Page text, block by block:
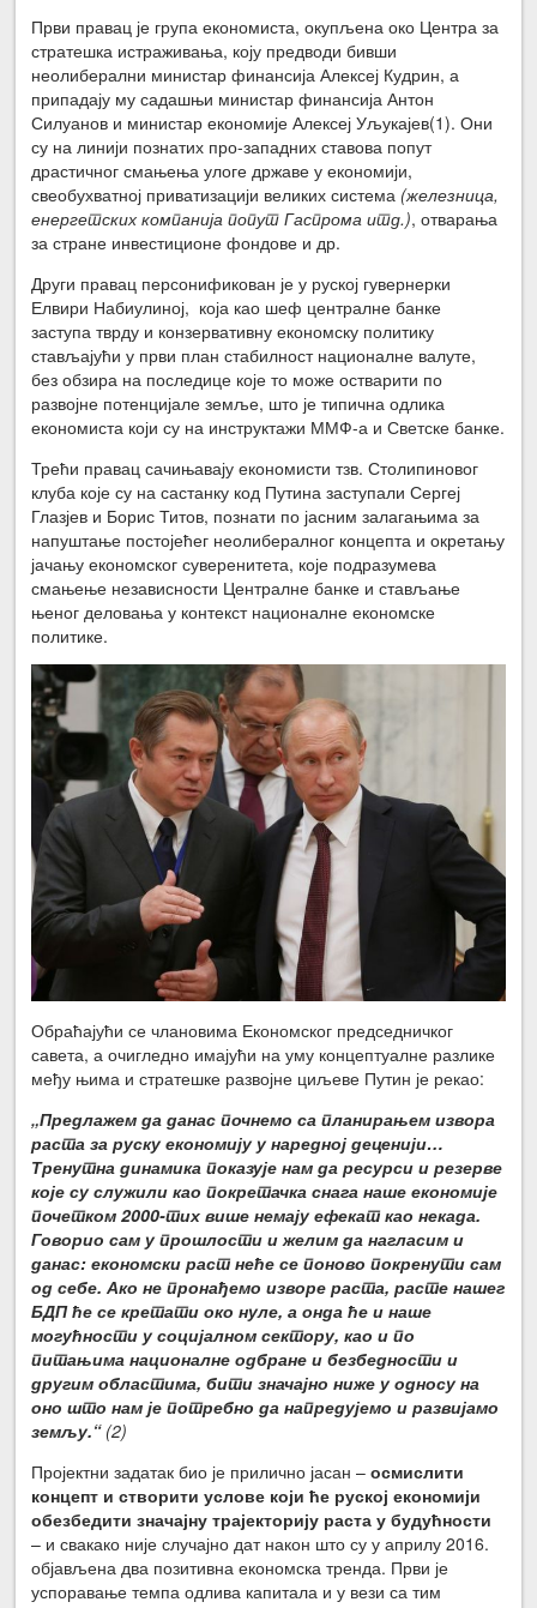
Први правац је група економиста, окупљена око Центра за
стратешка истраживања, коју предводи бивши
неолиберални министар финансија Алексеј Кудрин, а
припадају му садашњи министар финансија Антон
Силуанов и министар економије Алексеј Уљукајев(1). Они
су на линији познатих про-западних ставова попут
драстичног смањења улоге државе у економији,
свеобухватној приватизацији великих система (железница,
енергетских компанија попут Гаспрома итд.), отварања
за стране инвестиционе фондове и др.
Други правац персонификован је у руској гувернерки
Елвири Набиулиној, која као шеф централне банке
заступа тврду и конзервативну економску политику
стављајући у први план стабилност националне валуте,
без обзира на последице које то може остварити по
развојне потенцијале земље, што је типична одлика
економиста који су на инструктажи ММФ-а и Светске банке.
Трећи правац сачињавају економисти тзв. Столипиновог
клуба које су на састанку код Путина заступали Сергеј
Глазјев и Борис Титов, познати по јасним залагањима за
напуштање постојећег неолибералног концепта и окретању
јачању економског суверенитета, које подразумева
смањење независности Централне банке и стављање
њеног деловања у контекст националне економске
политике.
Обраћајући се члановима Економског председничког
савета, а очигледно имајући на уму концептуалне разлике
међу њима и стратешке развојне циљеве Путин је рекао:
„Предлажем да данас почнемо са планирањем извора
раста за руску економију у наредној деценији…
Тренутна динамика показује нам да ресурси и резерве
које су служили као покретачка снага наше економије
почетком 2000-тих више немају ефекат као некада.
Говорио сам у прошлости и желим да нагласим и
данас: економски раст неће се поново покренути сам
од себе. Ако не пронађемо изворе раста, расте нашег
БДП ће се кретати око нуле, а онда ће и наше
могућности у социјалном сектору, као и по
питањима националне одбране и безбедности и
другим областима, бити значајно ниже у односу на
оно што нам је потребно да напредујемо и развијамо
земљу.“ (2)
Пројектни задатак био је прилично јасан –осмислити
концепт и створити услове који ће руској економији
обезбедити значајну трајекторију раста у будућности
– и свакако није случајно дат након што су у априлу 2016.
објављена два позитивна економска тренда. Први је
успоравање темпа одлива капитала и у вези са тим